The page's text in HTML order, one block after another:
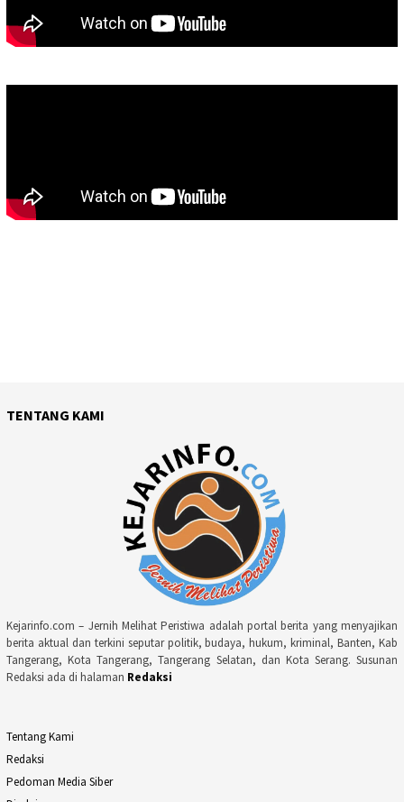
TENTANG KAMI
Kejarinfo.com – Jernih Melihat Peristiwa adalah portal berita yang menyajikan
berita aktual dan terkini seputar politik, budaya, hukum, kriminal, Banten, Kab
Tangerang, Kota Tangerang, Tangerang Selatan, dan Kota Serang. Susunan
Redaksi ada di halaman Redaksi
Tentang Kami
Redaksi
Pedoman Media Siber